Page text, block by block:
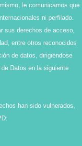
le comunicamos que
ni perfilado.
sus derechos de acceso,
entre otros reconocidos
de datos, dirigiéndose
Datos en la siguiente
han sido vulnerados,